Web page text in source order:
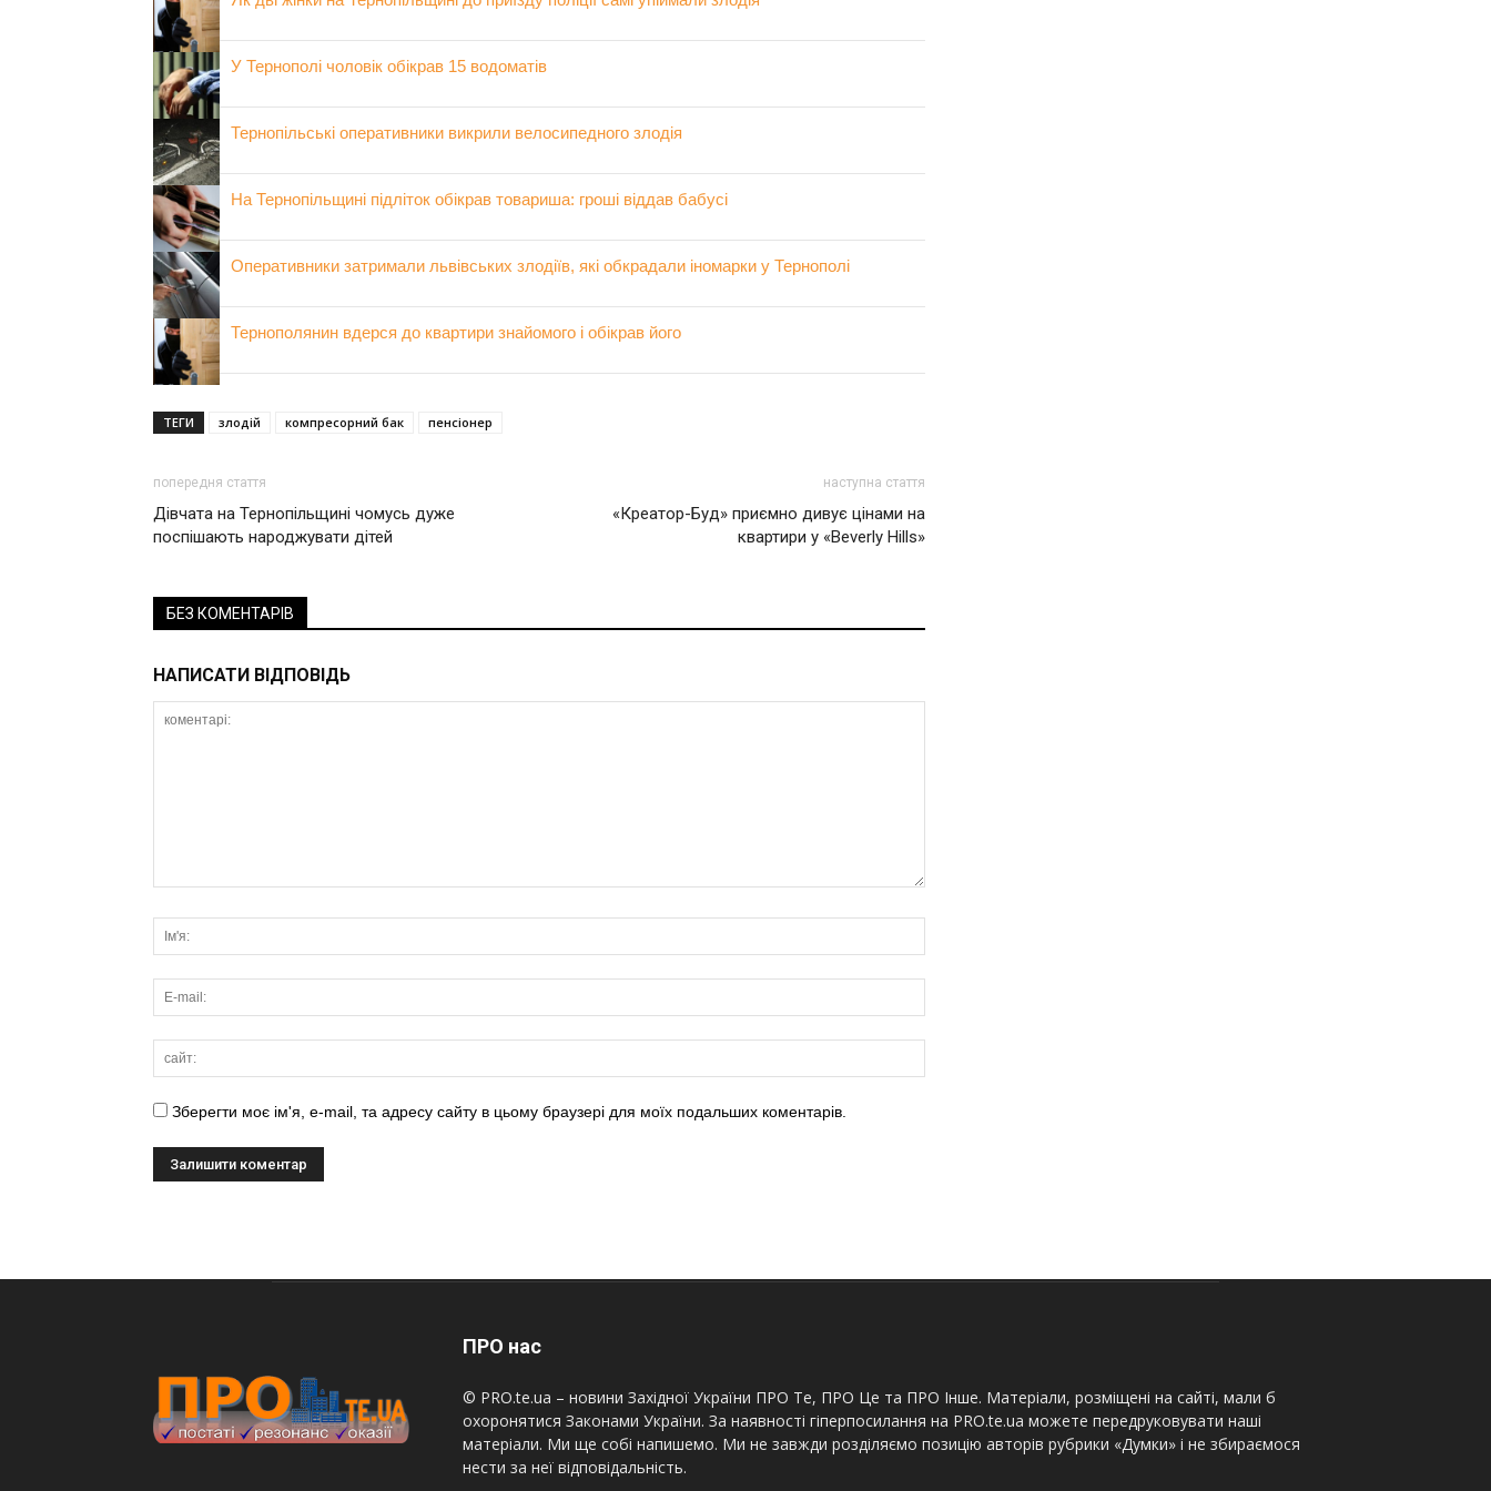
У Тернополі чоловік обікрав 15 водоматів
Тернопільські оперативники викрили велосипедного злодія
На Тернопільщині підліток обікрав товариша: гроші віддав бабусі
Оперативники затримали львівських злодіїв, які обкрадали іномарки у Тернополі
Тернополянин вдерся до квартири знайомого і обікрав його
ТЕГИ злодій компресорний бак пенсіонер
попередня стаття
Дівчата на Тернопільщині чомусь дуже
поспішають народжувати дітей
наступна стаття
«Креатор-Буд» приємно дивує цінами на
квартири у «Beverly Hills»
БЕЗ КОМЕНТАРІВ
НАПИСАТИ ВІДПОВІДЬ
Зберегти моє ім'я, e-mail, та адресу сайту в цьому браузері для моїх подальших коментарів.
ПРО нас
© PRO.te.ua – новини Західної України ПРО Те, ПРО Це та ПРО Інше. Матеріали, розміщені на сайті, мали б
охоронятися Законами України. За наявності гіперпосилання на PRO.te.ua можете передруковувати наші
матеріали. Ми ще собі напишемо. Ми не завжди розділяємо позицію авторів рубрики «Думки» і не збираємося
нести за неї відповідальність.